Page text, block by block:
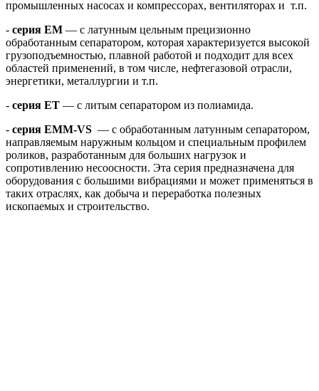
промышленных насосах и компрессорах, вентиляторах и т.п.
- серия ЕМ — с латунным цельным прецизионно
обработанным сепаратором, которая характеризуется высокой
грузоподъемностью, плавной работой и подходит для всех
областей применений, в том числе, нефтегазовой отрасли,
энергетики, металлургии и т.п.
- серия ET — c литым сепаратором из полиамида.
- серия EMM-VS — с обработанным латунным сепаратором,
направляемым наружным кольцом и специальным профилем
роликов, разработанным для больших нагрузок и
сопротивлению несоосности. Эта серия предназначена для
оборудования с большими вибрациями и может применяться в
таких отраслях, как добыча и переработка полезных
ископаемых и строительство.